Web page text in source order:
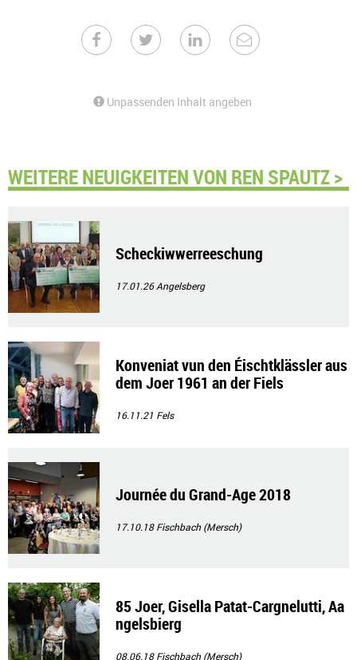
Unpassenden Inhalt angeben
WEITERE NEUIGKEITEN VON REN SPAUTZ >
Scheckiwwerreeschung
17.01.26Angelsberg
Konveniat vun den Éischtklässler aus
dem Joer 1961 an der Fiels
16.11.21 Fels
Journée du Grand-Age 2018
17.10.18Fischbach (Mersch)
85 Joer, Gisella Patat-Cargnelutti, Aa
ngelsbierg
08.06.18Fischbach (Mersch)